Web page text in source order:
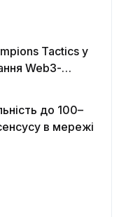
Tactics у
Web3-
до 100–
в мережі